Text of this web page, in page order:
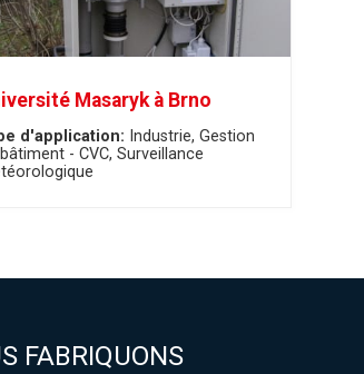
Masaryk à Brno
d'application: Industrie Gestion
- CVC Surveillance
FABRIQUONS